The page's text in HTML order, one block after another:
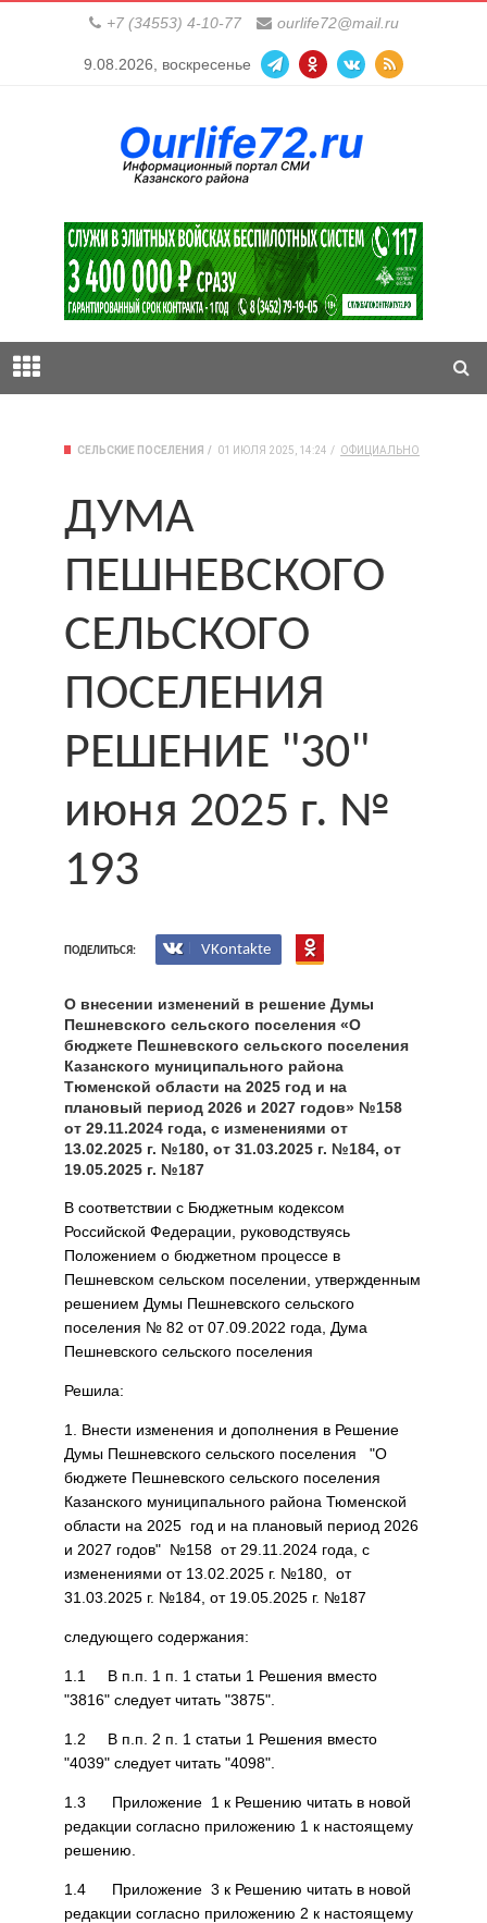
+7 (34553) 4-10-77 ourlife72@mail.ru
9.08.2026, воскресенье
СЕЛЬСКИЕ ПОСЕЛЕНИЯ 01 ИЮЛЯ 2025, 14:24 ОФИЦИАЛЬНО
ДУМА
ПЕШНЕВСКОГО
СЕЛЬСКОГО
ПОСЕЛЕНИЯ
РЕШЕНИЕ "30"
июня 2025 г. №
193
ПОДЕЛИТЬСЯ: VKontakte
О внесении изменений в решение Думы
Пешневского сельского поселения «О
бюджете Пешневского сельского поселения
Казанского муниципального района
Тюменской области на 2025 год и на
плановый период 2026 и 2027 годов» №158
от 29.11.2024 года, с изменениями от
13.02.2025 г. №180, от 31.03.2025 г. №184, от
19.05.2025 г. №187
В соответствии с Бюджетным кодексом
Российской Федерации, руководствуясь
Положением о бюджетном процессе в
Пешневском сельском поселении, утвержденным
решением Думы Пешневского сельского
поселения № 82 от 07.09.2022 года, Дума
Пешневского сельского поселения
Решила:
1. Внести изменения и дополнения в Решение
Думы Пешневского сельского поселения "О
бюджете Пешневского сельского поселения
Казанского муниципального района Тюменской
области на 2025 год и на плановый период 2026
и 2027 годов" №158 от 29.11.2024 года, с
изменениями от 13.02.2025 г. №180, от
31.03.2025 г. №184, от 19.05.2025 г. №187
следующего содержания:
1.1 В п.п. 1 п. 1 статьи 1 Решения вместо
"3816" следует читать "3875".
1.2 В п.п. 2 п. 1 статьи 1 Решения вместо
"4039" следует читать "4098".
1.3 Приложение 1 к Решению читать в новой
редакции согласно приложению 1 к настоящему
решению.
1.4 Приложение 3 к Решению читать в новой
редакции согласно приложению 2 к настоящему